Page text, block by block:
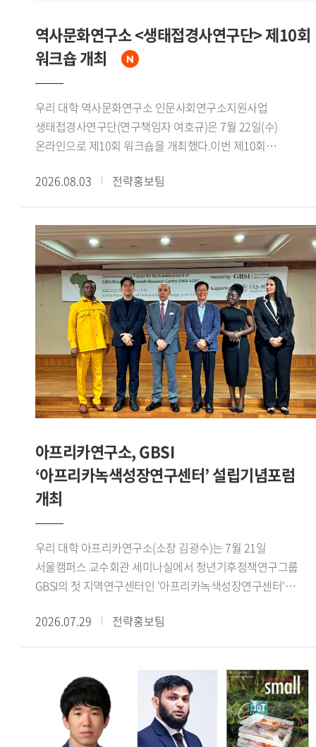
북방정책의 핵심 성과였다고 평가하면서, 중국이 북한 일변도
정책에서 벗어나 한반도의 평화적 통일을 명시적으로 지지하는
계기가 되었고, 수교 이후 양국간 경제교류와 국민간 교류가
비약적으로 확대되었다고 밝혔다. 아울러 협상이 대체로
중국이 원하는 시간표에 따라 진행된 것은 사실이나 이것이
한국에 불리하게 작용하지는 않았으며, 오히려 대만과의
단교를 다음 정부로 미뤘다면 수교 자체가 장기간 지연되었을
지적에 대해서는, 수교 발표 이전에 사전 통보 절차를 거쳤음을
과제를, 경제 분야에서는 최근의 대중 무역역조와 국민감정
악화라는 새로운 도전에 직면해 있다고 진단했다. 그는 앞으로
한중관계가 '화이부동(和而不同)'의 자세로 할 말은 하되
협력할 부분은 협력하는 방향으로 나아가야 하며, 한미동맹을
중시하는 동시에 중국과의 관계도 소홀히 해서는 안 된다고
강조하며 강연을 마쳤다.국제지역연구센터
HK+국가전략사업단은 '초국적 협력과 소통의 모색: 통일 환경
조성을 위한 북방 문화 접점 확인과 문화 허브의 구축'을
아젠다로 다양한 연구를 수행하고 있다. 사업단은 북방지역을
둘러싼 국제정세와 문화 외교 안보를 아우르는 학제적 연구를
콜로키움을 개최하여 연구 성과를 공유하고 정책적 함의를
논의하는 학술 교류의 장을 이어가고 있다. (문의:
HK+국가전략사업단 02-2173-3417)
Migrant Workers and the Politicization of Burial Grounds: A
Case Study of Miyagi Prefecture, Japan'이라는 제목의
발표에서 미야기(Miyagi)현 이시노마키시의 인도네시아
무슬림 이주노동자 수용 배경과 2024~2025년 무슬림 매장
묘지 논란이 온라인 정치 담론으로 확산되며 지역사회의
이주민 수용에 미친 영향을 분석했다.이경수 전임연구원은
'Anti-Islamic Sentiment in Arabic Media Representations of
Mosque Conflict'라는 제목의 발표를 통해 제주 예멘 난민
프레임이 달라지는 양상을 설명했다.제2세션에서는 Aichi
Gakuin University의 타카오 켄이치로(Takao Kenichiro)
교수가 'Global and Local Aspects of Islamophobia:
Comparison among the West, South Korea and
Japan'이라는 제목의 발표에서 테러나 치안 문제와 직접
연결되지 않은 채 형성되는 '테러 없는 이슬람혐오
(Islamophobia)' 현상에 대해 일본과 한국의 사례를 비교했다.
김은지 책임연구원은 'Representing Second-Generation
Arab Immigrants and Conditional Citizenship: A Study of
Multicultural Discourse in Korean Television Programs'라는
정체성과 소속 문제가 재현되는 방식을 분석하고, 이를 한국
사회의 국민 정체성과 다문화주의, 시민권의 경계와 연결하여
논의했다.Momoyama Gakuin University의 코이케 마코토
(Koike Makoto) 교수는 'Faith Across Borders: The
Transnational Expansion of Nahdlatul Ulama Networks in
East Asia'라는 제목의 발표에서 일본, 한국 대만에 형성
인도네시아 무슬림 공동체와 나흐다툴 울라마(Nahdatul
Ulama, 인도네시아에 기반을 둔 세계 최대 규모의 이슬람 단
이루어지는 숄라왓(Sholawat) 모임에 주목하여, 이러한 종교적
라운드테이블에서는 강원구 학술연구교수가 사회를 맡아
동아시아 무슬림의 이주와 정착, 정체성 및 사회적 수용에 관해
의견을 나눴으며, 향후 공동연구와 지속적인 학술 협력의
가능성을 모색했다. 해당 행사는 중동연구소 인문사회연구소
역사문화연구소 <생태접경사연구단> 제10회
워크숍 개최
우리 대학 역사문화연구소 인문사회연구소지원사업
생태접경사연구단(연구책임자 여호규)은 7월 22일(수)
온라인으로 제10회 워크숍을 개최했다.이번 제10회
박사과정)을 초청하여, 서아시아 생태 접경지역과 티무르의
최하늘 선생이 번역한 피터 잭슨의 『칭기스 칸에서
티무르까지: 몽골 제국의 위기와 부흥』을 바탕으로,
서아시아의 생태환경과 교역망이 티무르 제국의 형성에 어떠한
토대를 제공했는지를 살펴보는 방식으로 진행됐다.강연에서는
먼저 농경과 유목이 병존하는 목농복합구역 의 역사적
중요성을 살펴보고, 아무다리야강 유역의 트란스옥시아나와
호라산에서 차가타이 울루스의 유목 엘리트와 정주민 사회가
밀접하게 연결되어 있었음을 설명했다. 이어 14세기 중반
차아다이 울루스의 분열 이후 티무르가 차가타이계 정치
질서와 칭기스 왕조의 권위를 활용해 세력을 확대하고, 훌레구
울루스의 옛 영역까지 포괄하는 대차가타이 울루스 를
교역로의 재편으로 아제르바이잔이 새로운 정치 경제 중심지로
성장하자, 티무르가 이곳에 장기간 주둔하면서 계절 이동과
도시 지배를 결합하고 교역망 정비와 수로 건설을 추진한
사실을 살펴보았다. 이를 통해 티무르의 서방 진출은 단순한
군사 정복이 아니라 유목 생활권과 도시, 농업 생산지, 장거리
교역로를 연결하는 정치적 네트워크의 구축 과정이었음을
확인할 수 있었다.이번 워크숍은 티무르 제국의 성립을
정복전쟁이나 개인의 군사적 역량만으로 설명하지 않고,
재편이라는 관점에서 새롭게 조망한 자리였다. 또한
제국의 형성과 운영에 미친 영향을 폭넓게 이해하는 뜻깊은
시간이 되었다.
2026.08.03 전략홍보팀
아프리카연구소, GBSI
‘아프리카녹색성장연구센터’ 설립기념포럼
개최
우리 대학 아프리카연구소(소장 김광수)는 7월 21일
서울캠퍼스 교수회관 세미나실에서 청년기후정책연구그룹
GBSI의 첫 지역연구센터인 '아프리카녹색성장연구센터'
아프리카 기후변화 대응 협력 방안을 모색하고 청년 세대의
역할을 논의하기 위해 마련됐으며, 주한 외교사절을 비롯한
참석해 다양한 의견을 나눴다.행사는 최영빈 GBSI 대표
(아프리카녹색성장연구센터장)의 개회사와 김광수
아프리카연구소장의 환영사로 시작됐다. 이어
주한아프리카외교단장인 샤픽 라사디(Chafik RACHADI)
2026.07.29 전략홍보팀